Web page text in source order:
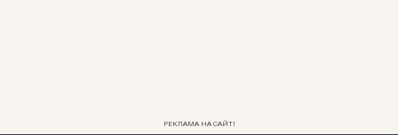
РЕКЛАМА НА САЙТІ